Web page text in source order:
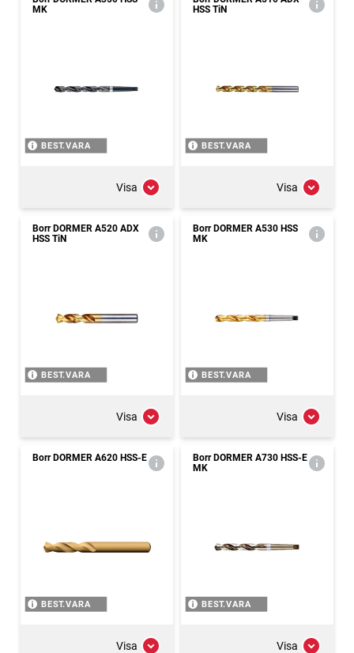
MK
BEST.VARA
Visa
HSS TiN
BEST.VARA
Visa
Borr DORMER A520 ADX
HSS TiN
BEST.VARA
Visa
Borr DORMER A530 HSS
MK
BEST.VARA
Visa
Borr DORMER A620 HSS-E
BEST.VARA
Visa
Borr DORMER A730 HSS-E
MK
BEST.VARA
Visa